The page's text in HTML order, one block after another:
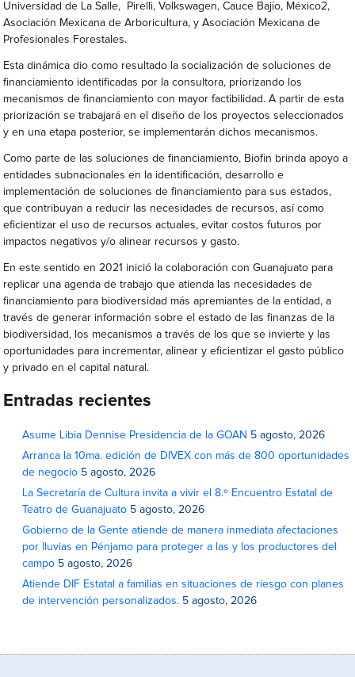
Universidad de La Salle, Pirelli, Volkswagen, Cauce Bajío, México2,
Asociación Mexicana de Arboricultura, y Asociación Mexicana de
Profesionales Forestales.
Esta dinámica dio como resultado la socialización de soluciones de
financiamiento identificadas por la consultora, priorizando los
mecanismos de financiamiento con mayor factibilidad. A partir de esta
priorización se trabajará en el diseño de los proyectos seleccionados
y en una etapa posterior, se implementarán dichos mecanismos.
Como parte de las soluciones de financiamiento, Biofin brinda apoyo a
entidades subnacionales en la identificación, desarrollo e
implementación de soluciones de financiamiento para sus estados,
que contribuyan a reducir las necesidades de recursos, así como
eficientizar el uso de recursos actuales, evitar costos futuros por
impactos negativos y/o alinear recursos y gasto.
En este sentido en 2021 inició la colaboración con Guanajuato para
replicar una agenda de trabajo que atienda las necesidades de
financiamiento para biodiversidad más apremiantes de la entidad, a
través de generar información sobre el estado de las finanzas de la
biodiversidad, los mecanismos a través de los que se invierte y las
oportunidades para incrementar, alinear y eficientizar el gasto público
y privado en el capital natural.
Entradas recientes
Asume Libia Dennise Presidencia de la GOAN 5 agosto, 2026
Arranca la 10ma. edición de DIVEX con más de 800 oportunidades
de negocio 5 agosto, 2026
La Secretaría de Cultura invita a vivir el 8.º Encuentro Estatal de
Teatro de Guanajuato 5 agosto, 2026
Gobierno de la Gente atiende de manera inmediata afectaciones
por lluvias en Pénjamo para proteger a las y los productores del
campo 5 agosto, 2026
Atiende DIF Estatal a familias en situaciones de riesgo con planes
de intervención personalizados. 5 agosto, 2026